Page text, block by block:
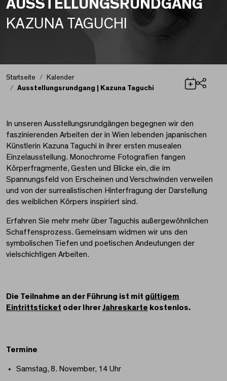
AUSSTELLUNGSRUNDGANG
KAZUNA TAGUCHI
Startseite
Kalender
Ausstellungsrundgang | Kazuna Taguchi
In unseren Ausstellungsrundgängen begegnen wir den
faszinierenden Arbeiten der in Wien lebenden japanischen
Künstlerin Kazuna Taguchi in ihrer ersten musealen
Einzelausstellung. Monochrome Fotografien fangen
Körperfragmente, Gesten und Blicke ein, die im
Spannungsfeld von Erscheinen und Verschwinden verweilen
und von der surrealistischen Hinterfragung der Darstellung
des weiblichen Körpers inspiriert sind.
Erfahren Sie mehr mehr über Taguchis außergewöhnlichen
Schaffensprozess. Gemeinsam widmen wir uns den
symbolischen Tiefen und poetischen Andeutungen der
vielschichtigen Arbeiten.
Die Teilnahme an der Führung ist mit gültigem
Eintrittsticket oder IhrerJahreskarte kostenlos.
Termine
Samstag, 8. November, 14 Uhr